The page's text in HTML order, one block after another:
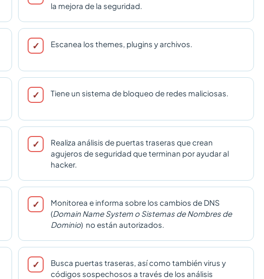
la mejora de la seguridad.
Escanea los themes, plugins y archivos.
Tiene un sistema de bloqueo de redes maliciosas.
Realiza análisis de puertas traseras que crean
agujeros de seguridad que terminan por ayudar al
hacker.
Monitorea e informa sobre los cambios de DNS
(Domain Name System o Sistemas de Nombres de
Dominio) no están autorizados.
Busca puertas traseras, así como también virus y
códigos sospechosos a través de los análisis